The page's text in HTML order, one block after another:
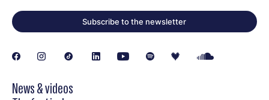
Subscribe to the newsletter
News & videos